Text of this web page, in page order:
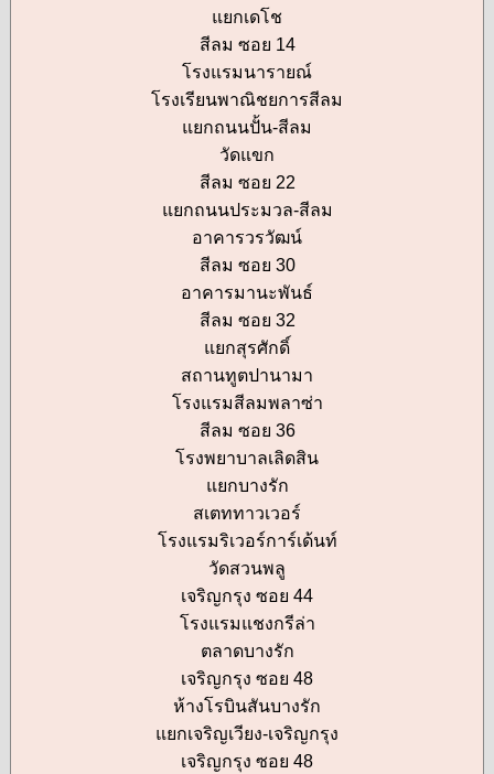
แยกเดโช
สีลม ซอย 14
โรงแรมนารายณ์
โรงเรียนพาณิชยการสีลม
แยกถนนปั้น-สีลม
วัดแขก
สีลม ซอย 22
แยกถนนประมวล-สีลม
อาคารวรวัฒน์
สีลม ซอย 30
อาคารมานะพันธ์
สีลม ซอย 32
แยกสุรศักดิ์
สถานทูตปานามา
โรงแรมสีลมพลาซ่า
สีลม ซอย 36
โรงพยาบาลเลิดสิน
แยกบางรัก
สเตททาวเวอร์
โรงแรมริเวอร์การ์เด้นท์
วัดสวนพลู
เจริญกรุง ซอย 44
โรงแรมแชงกรีล่า
ตลาดบางรัก
เจริญกรุง ซอย 48
ห้างโรบินสันบางรัก
แยกเจริญเวียง-เจริญกรุง
เจริญกรุง ซอย 48